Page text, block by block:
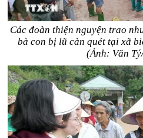
Các đoàn thiện nguyện trao
bà con bị lũ càn quét tại xã
(Ảnh: Văn